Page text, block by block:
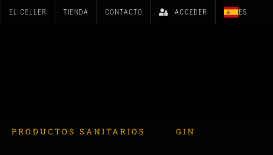
EL CELLER TIENDA CONTACTO ACCEDER ES
PRODUCTOS SANITARIOS GIN